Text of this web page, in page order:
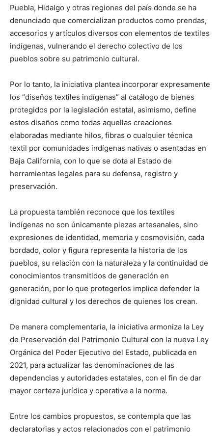
Puebla, Hidalgo y otras regiones del país donde se ha
denunciado que comercializan productos como prendas,
accesorios y artículos diversos con elementos de textiles
indígenas, vulnerando el derecho colectivo de los
pueblos sobre su patrimonio cultural.
Por lo tanto, la iniciativa plantea incorporar expresamente
los “diseños textiles indígenas” al catálogo de bienes
protegidos por la legislación estatal, asimismo, define
estos diseños como todas aquellas creaciones
elaboradas mediante hilos, fibras o cualquier técnica
textil por comunidades indígenas nativas o asentadas en
Baja California, con lo que se dota al Estado de
herramientas legales para su defensa, registro y
preservación.
La propuesta también reconoce que los textiles
indígenas no son únicamente piezas artesanales, sino
expresiones de identidad, memoria y cosmovisión, cada
bordado, color y figura representa la historia de los
pueblos, su relación con la naturaleza y la continuidad de
conocimientos transmitidos de generación en
generación, por lo que protegerlos implica defender la
dignidad cultural y los derechos de quienes los crean.
De manera complementaria, la iniciativa armoniza la Ley
de Preservación del Patrimonio Cultural con la nueva Ley
Orgánica del Poder Ejecutivo del Estado, publicada en
2021, para actualizar las denominaciones de las
dependencias y autoridades estatales, con el fin de dar
mayor certeza jurídica y operativa a la norma.
Entre los cambios propuestos, se contempla que las
declaratorias y actos relacionados con el patrimonio